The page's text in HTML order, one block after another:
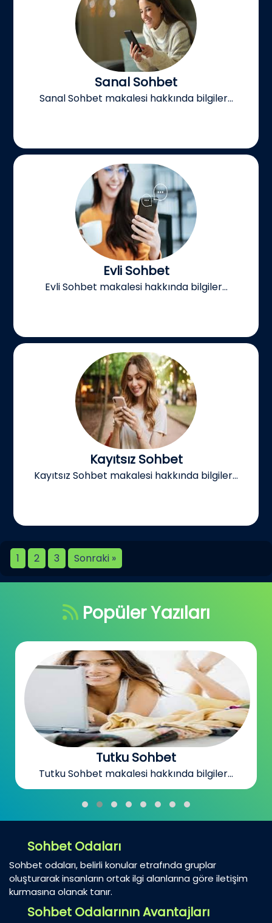
Sanal Sohbet
Sanal Sohbet makalesi hakkında bilgiler...
Evli Sohbet
Evli Sohbet makalesi hakkında bilgiler...
Kayıtsız Sohbet
Kayıtsız Sohbet makalesi hakkında bilgiler...
1 2 3 Sonraki »
Popüler Yazıları
Sohbet Odaları
Sohbet Odaları makalesi hakkında bilgiler...
Sohbet Odaları
Sohbet odaları, belirli konular etrafında gruplar
oluşturarak insanların ortak ilgi alanlarına göre iletişim
kurmasına olanak tanır.
Sohbet Odalarının Avantajları